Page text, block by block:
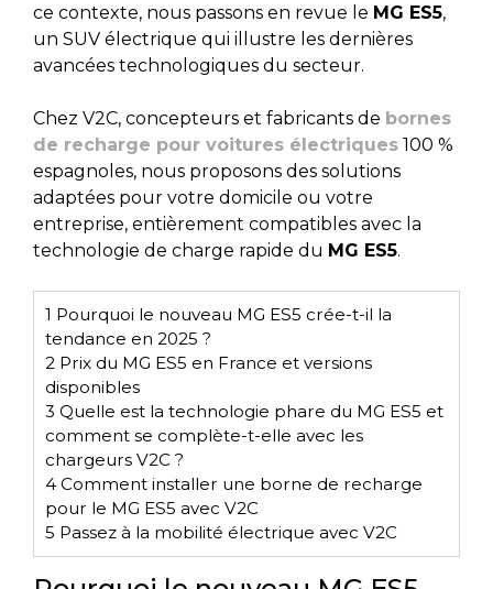
ce contexte, nous passons en revue le MG ES5,
un SUV électrique qui illustre les dernières
avancées technologiques du secteur.
Chez V2C, concepteurs et fabricants de bornes
de recharge pour voitures électriques 100 %
espagnoles, nous proposons des solutions
adaptées pour votre domicile ou votre
entreprise, entièrement compatibles avec la
technologie de charge rapide du MG ES5.
1 Pourquoi le nouveau MG ES5 crée-t-il la
tendance en 2025 ?
2 Prix du MG ES5 en France et versions
disponibles
3 Quelle est la technologie phare du MG ES5 et
comment se complète-t-elle avec les
chargeurs V2C ?
4 Comment installer une borne de recharge
pour le MG ES5 avec V2C
5 Passez à la mobilité électrique avec V2C